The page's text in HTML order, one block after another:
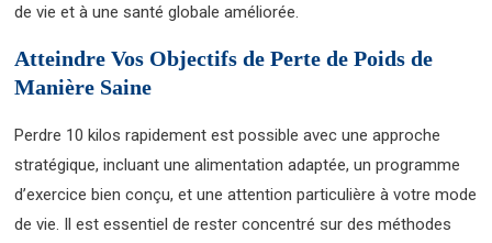
de vie et à une santé globale améliorée.
Atteindre Vos Objectifs de Perte de Poids de
Manière Saine
Perdre 10 kilos rapidement est possible avec une approche
stratégique, incluant une alimentation adaptée, un programme
d’exercice bien conçu, et une attention particulière à votre mode
de vie. Il est essentiel de rester concentré sur des méthodes